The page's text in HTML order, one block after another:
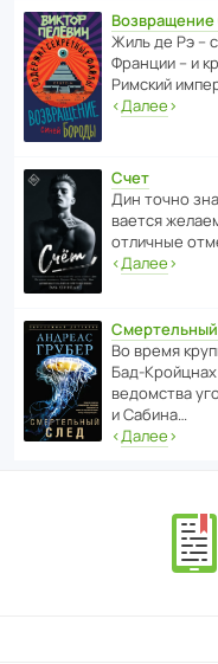
Жиль де Рэ –
Франции – и
Римский
‹Далее›
Счет
Дин точно
ва­ется
отли­чные
‹Далее›
Во время
ведомства
и Сабина…
‹Далее›